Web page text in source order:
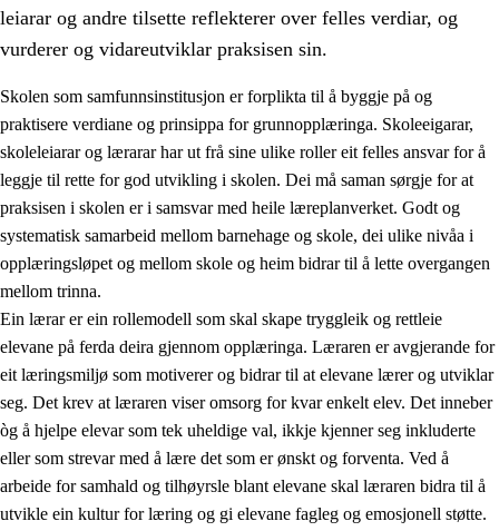
3. Prinsipp for praksisen i skolen
Eit inkluderande læringsmiljø
3.2 Undervisning og tilpassa opplæring
3.3 Samarbeid mellom heim og skole
3.4 Opplæring i lærebedrift og arbeidsliv
3.5 Profesjonsfellesskap og skoleutvikling
leiarar og andre tilsette reflekterer over felles verdiar, og
vurderer og vidareutviklar praksisen sin.
Skolen som samfunnsinstitusjon er forplikta til å byggje på og
praktisere verdiane og prinsippa for grunnopplæringa. Skoleeigarar,
skoleleiarar og lærarar har ut frå sine ulike roller eit felles ansvar for å
leggje til rette for god utvikling i skolen. Dei må saman sørgje for at
praksisen i skolen er i samsvar med heile læreplanverket. Godt og
systematisk samarbeid mellom barnehage og skole, dei ulike nivåa i
opplæringsløpet og mellom skole og heim bidrar til å lette overgangen
mellom trinna.
Ein lærar er ein rollemodell som skal skape tryggleik og rettleie
elevane på ferda deira gjennom opplæringa. Læraren er avgjerande for
eit læringsmiljø som motiverer og bidrar til at elevane lærer og utviklar
seg. Det krev at læraren viser omsorg for kvar enkelt elev. Det inneber
òg å hjelpe elevar som tek uheldige val, ikkje kjenner seg inkluderte
eller som strevar med å lære det som er ønskt og forventa. Ved å
arbeide for samhald og tilhøyrsle blant elevane skal læraren bidra til å
utvikle ein kultur for læring og gi elevane fagleg og emosjonell støtte.